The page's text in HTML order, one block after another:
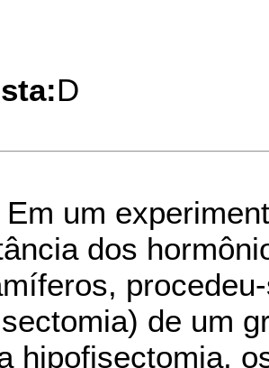
D
Em um
dos
de um
hipofisectomia,